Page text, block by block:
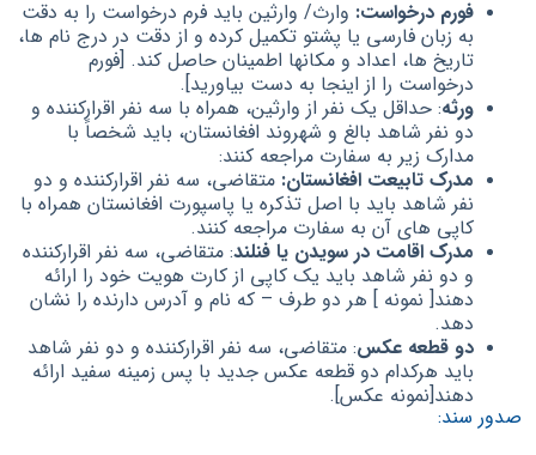
فورم درخواست: وارث/ وارثین باید فرم درخواست را به دقت
به زبان فارسی یا پشتو تکمیل کرده و از دقت در درج نام ها،
تاریخ ها، اعداد و مکانها اطمینان حاصل کند. [فورم
درخواست را از اینجا به دست بیاورید].
ورثه: حداقل یک نفر از وارثین، همراه با سه نفر اقرارکننده و
دو نفر شاهد بالغ و شهروند افغانستان، باید شخصاً با
مدارک زیر به سفارت مراجعه کنند:
مدرک تابیعت افغانستان: متقاضی، سه نفر اقرارکننده و دو
نفر شاهد باید با اصل تذکره یا پاسپورت افغانستان همراه با
کاپی های آن به سفارت مراجعه کنند.
مدرک اقامت در سویدن یا فنلند: متقاضی، سه نفر اقرارکننده
و دو نفر شاهد باید یک کاپی از کارت هویت خود را ارائه
دهند[ نمونه ] هر دو طرف – که نام و آدرس دارنده را نشان
دهد.
دو قطعه عکس: متقاضی، سه نفر اقرارکننده و دو نفر شاهد
باید هرکدام دو قطعه عکس جدید با پس زمینه سفید ارائه
دهند[نمونه عکس].
صدور سند: